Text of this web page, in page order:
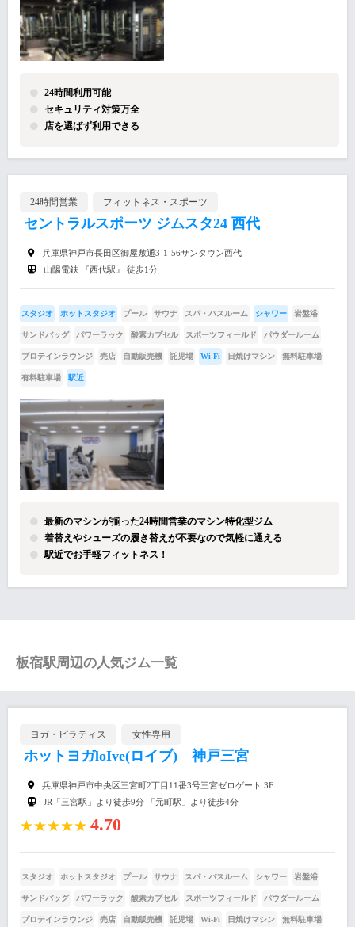
24時間利用可能
セキュリティ対策万全
店を選ばず利用できる
24時間営業 フィットネス・スポーツ
セントラルスポーツ ジムスタ24 西代
兵庫県神戸市長田区御屋敷通3-1-56サンタウン西代
山陽電鉄 『西代駅』 徒歩1分
スタジオ ホットスタジオ プール サウナ スパ・バスルーム シャワー 岩盤浴
サンドバッグ パワーラック 酸素カプセル スポーツフィールド パウダールーム
プロテインラウンジ 売店 自動販売機 託児場 Wi-Fi 日焼けマシン 無料駐車場
有料駐車場 駅近
最新のマシンが揃った24時間営業のマシン特化型ジム
着替えやシューズの履き替えが不要なので気軽に通える
駅近でお手軽フィットネス！
板宿駅周辺の人気ジム一覧
ヨガ・ピラティス 女性専用
ホットヨガloIve(ロイブ) 神戸三宮
兵庫県神戸市中央区三宮町2丁目11番3号三宮ゼロゲート 3F
JR「三宮駅」より徒歩9分 「元町駅」より徒歩4分
★★★★★ 4.70
スタジオ ホットスタジオ プール サウナ スパ・バスルーム シャワー 岩盤浴
サンドバッグ パワーラック 酸素カプセル スポーツフィールド パウダールーム
プロテインラウンジ 売店 自動販売機 託児場 Wi-Fi 日焼けマシン 無料駐車場